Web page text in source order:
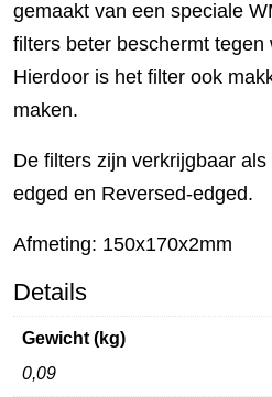
gemaakt van een speciale
filters beter beschermt tegen
Hierdoor is het filter ook
maken.
De filters zijn verkrijgbaar
edged en Reversed-edged.
Afmeting: 150x170x2mm
Details
Gewicht (kg)
0,09